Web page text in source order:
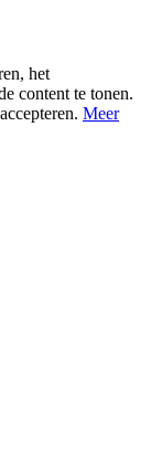
het
content te tonen.
Meer